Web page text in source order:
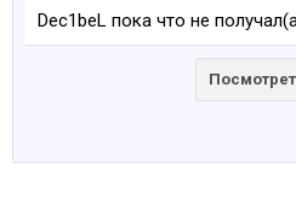
Dec1beL пока что не